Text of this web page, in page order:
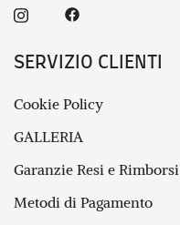
SERVIZIO CLIENTI
Cookie Policy
GALLERIA
Garanzie Resi e Rimborsi
Metodi di Pagamento